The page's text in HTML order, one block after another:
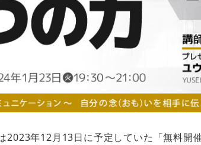
2023年12月13日に予定していた「無料開